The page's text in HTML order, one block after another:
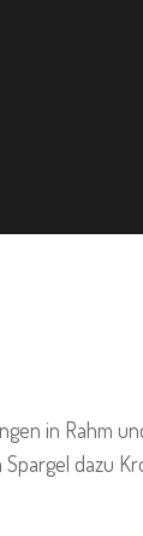
in Rahm
dazu